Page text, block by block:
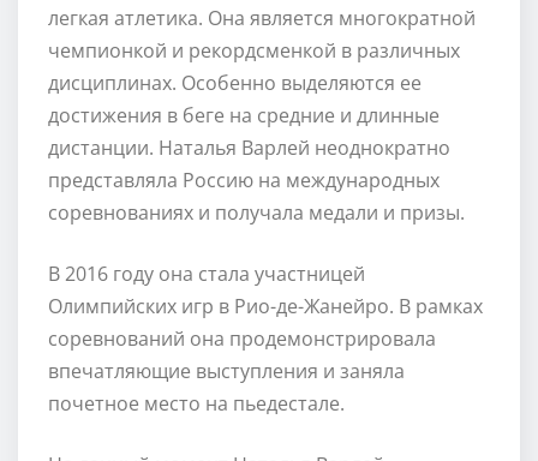
легкая атлетика. Она является многократной
чемпионкой и рекордсменкой в различных
дисциплинах. Особенно выделяются ее
достижения в беге на средние и длинные
дистанции. Наталья Варлей неоднократно
представляла Россию на международных
соревнованиях и получала медали и призы.
В 2016 году она стала участницей
Олимпийских игр в Рио-де-Жанейро. В рамках
соревнований она продемонстрировала
впечатляющие выступления и заняла
почетное место на пьедестале.